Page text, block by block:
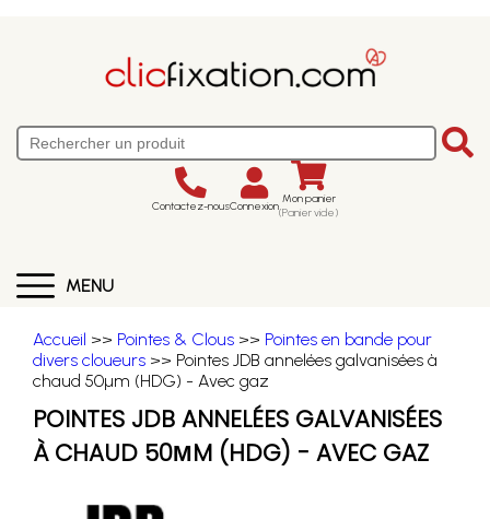
Contactez-nousConnexion Mon panier
(Panier vide)
MENU
Accueil >> Pointes & Clous >> Pointes en bande pour
divers cloueurs >> Pointes JDB annelées galvanisées à
chaud 50µm (HDG) - Avec gaz
POINTES JDB ANNELÉES GALVANISÉES
À CHAUD 50ΜM (HDG) - AVEC GAZ